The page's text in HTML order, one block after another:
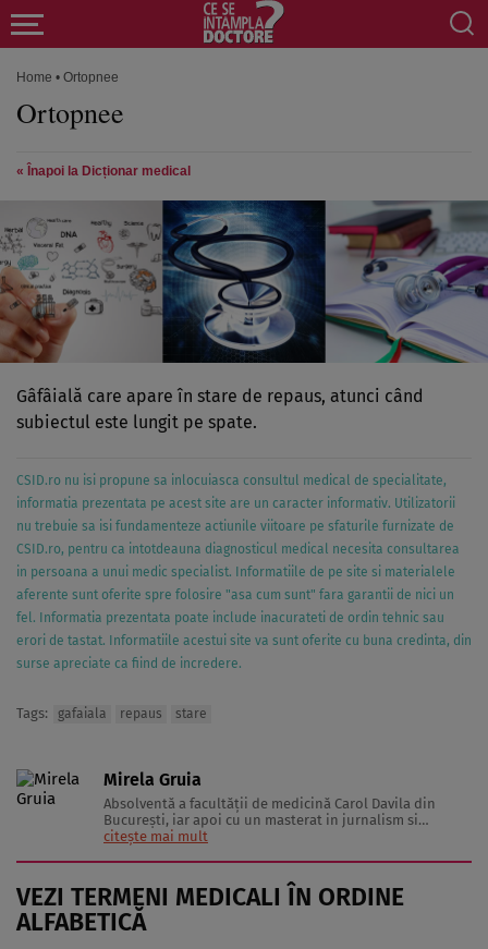
Home • Ortopnee
Ortopnee
« Înapoi la Dicționar medical
Gâfâială care apare în stare de repaus, atunci când
subiectul este lungit pe spate.
CSID.ro nu isi propune sa inlocuiasca consultul medical de specialitate,
informatia prezentata pe acest site are un caracter informativ. Utilizatorii
nu trebuie sa isi fundamenteze actiunile viitoare pe sfaturile furnizate de
CSID.ro, pentru ca intotdeauna diagnosticul medical necesita consultarea
in persoana a unui medic specialist. Informatiile de pe site si materialele
aferente sunt oferite spre folosire "asa cum sunt" fara garantii de nici un
fel. Informatia prezentata poate include inacurateti de ordin tehnic sau
erori de tastat. Informatiile acestui site va sunt oferite cu buna credinta, din
surse apreciate ca fiind de incredere.
Tags: gafaiala repaus stare
Mirela Gruia
Absolventă a facultăţii de medicină Carol Davila din
Bucureşti, iar apoi cu un masterat in jurnalism si
comunicare a lucrat în marketing şi PR şi are peste 10 ani
citește mai mult
VEZI TERMENI MEDICALI ÎN ORDINE
ALFABETICĂ